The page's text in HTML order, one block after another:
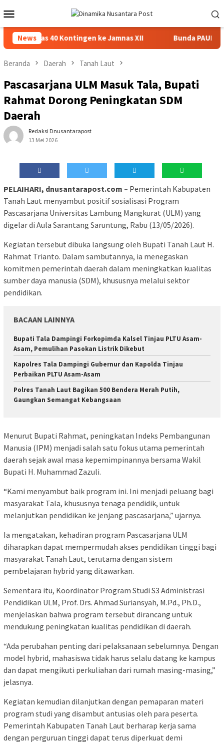
ke
kontenMobile
News
Lepas 40 Kontingen ke Jamnas XII Bunda PAUD
Beranda Daerah Tanah Laut
Pascasarjana ULM Masuk Tala, Bupati
Rahmat Dorong Peningkatan SDM
Daerah
Redaksi Dnusantarapost
13 Mei 2026
PELAIHARI, dnusantarapost.com – Pemerintah Kabupaten
Tanah Laut menyambut positif sosialisasi Program
Pascasarjana Universitas Lambung Mangkurat (ULM) yang
digelar di Aula Sarantang Saruntung, Rabu (13/05/2026).
Kegiatan tersebut dibuka langsung oleh Bupati Tanah Laut H.
Rahmat Trianto. Dalam sambutannya, ia menegaskan
komitmen pemerintah daerah dalam meningkatkan kualitas
sumber daya manusia (SDM), khususnya melalui sektor
pendidikan.
BACAAN LAINNYA
Bupati Tala Dampingi Forkopimda Kalsel Tinjau PLTU Asam-
Asam, Pemulihan Pasokan Listrik Dikebut
Kapolres Tala Dampingi Gubernur dan Kapolda Tinjau
Perbaikan PLTU Asam-Asam
Polres Tanah Laut Bagikan 500 Bendera Merah Putih,
Gaungkan Semangat Kebangsaan
Menurut Bupati Rahmat, peningkatan Indeks Pembangunan
Manusia (IPM) menjadi salah satu fokus utama pemerintah
daerah sejak awal masa kepemimpinannya bersama Wakil
Bupati H. Muhammad Zazuli.
“Kami menyambut baik program ini. Ini menjadi peluang bagi
masyarakat Tala, khususnya tenaga pendidik, untuk
melanjutkan pendidikan ke jenjang pascasarjana,” ujarnya.
Ia mengatakan, kehadiran program Pascasarjana ULM
diharapkan dapat mempermudah akses pendidikan tinggi bagi
masyarakat Tanah Laut, terutama dengan sistem
pembelajaran hybrid yang ditawarkan.
Sementara itu, Koordinator Program Studi S3 Administrasi
Pendidikan ULM, Prof. Drs. Ahmad Suriansyah, M.Pd., Ph.D.,
menjelaskan bahwa program tersebut dirancang untuk
mendukung peningkatan kualitas pendidikan di daerah.
“Ada perubahan penting dari pelaksanaan sebelumnya. Dengan
model hybrid, mahasiswa tidak harus selalu datang ke kampus
dan dapat mengikuti perkuliahan dari rumah masing-masing,”
jelasnya.
Kegiatan kemudian dilanjutkan dengan pemaparan materi
program studi yang disambut antusias oleh para peserta.
Pemerintah Kabupaten Tanah Laut berharap kerja sama
dengan perguruan tinggi dapat terus diperkuat demi